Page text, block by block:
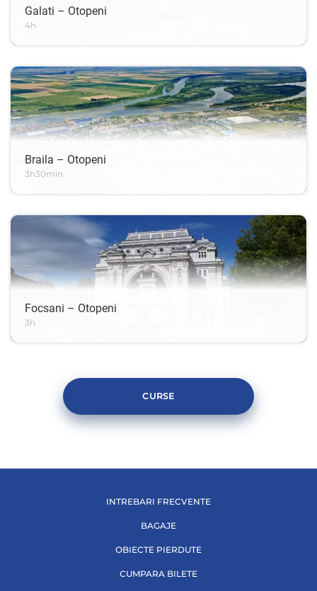
Galati – Otopeni
4h
Braila – Otopeni
3h30min
Focsani – Otopeni
3h
CURSE
INTREBARI FRECVENTE
BAGAJE
OBIECTE PIERDUTE
CUMPARA BILETE